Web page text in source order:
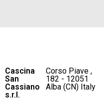
Cascina
San
Cassiano
s.r.l.
Corso Piave ,
182 - 12051
Alba (CN) Italy